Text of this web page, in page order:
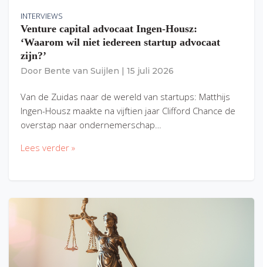
INTERVIEWS
Venture capital advocaat Ingen-Housz:
‘Waarom wil niet iedereen startup advocaat
zijn?’
Door Bente van Suijlen 15 juli 2026
Van de Zuidas naar de wereld van startups: Matthijs
Ingen-Housz maakte na vijftien jaar Clifford Chance de
overstap naar ondernemerschap…
Lees verder »